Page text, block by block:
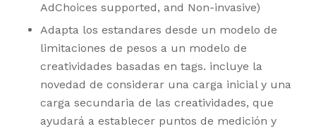
AdChoices supported, and Non-invasive)
Adapta los estandares desde un modelo de
limitaciones de pesos a un modelo de
creatividades basadas en tags. incluye la
novedad de considerar una carga inicial y una
carga secundaria de las creatividades, que
ayudará a establecer puntos de medición y